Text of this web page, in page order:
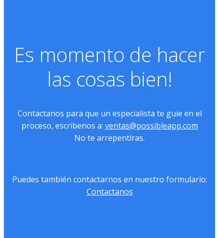
Es momento de hacer
las cosas bien!
Contactanos para que un especialista te guie en el
proceso, escribenos a: ventas@possibleapp.com
No te arrepentiras.
Puedes también contactarnos en nuestro formulario:
Contactanos